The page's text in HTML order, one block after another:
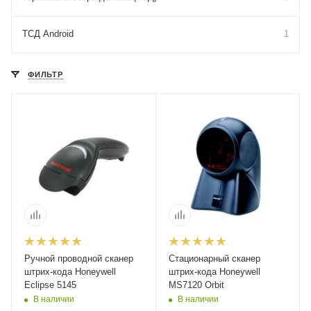
ТСД Android 1
ФИЛЬТР
Ручной проводной сканер
штрих-кода Honeywell
Eclipse 5145
В наличии
Стационарный сканер
штрих-кода Honeywell
MS7120 Orbit
В наличии